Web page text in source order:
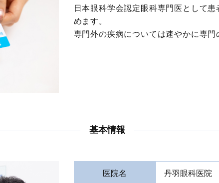
日本眼科学会認定眼科専門医として
めます。
専門外の疾病については速やかに専門
基本情報
医院名 丹羽眼科医院